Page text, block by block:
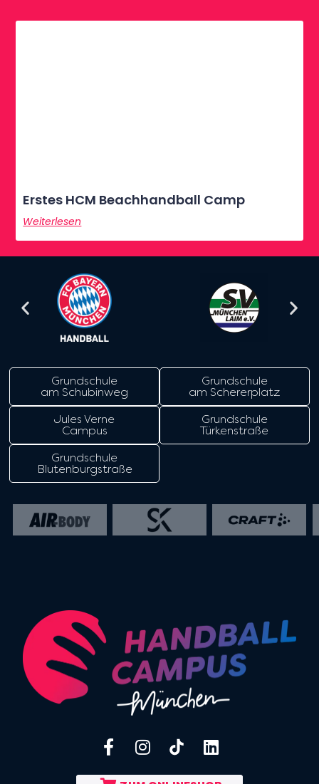
Erstes HCM Beachhandball Camp
Weiterlesen
Grundschule
am Schubinweg
Grundschule
am Schererplatz
Jules Verne
Campus
Grundschule
Türkenstraße
Grundschule
Blutenburgstraße